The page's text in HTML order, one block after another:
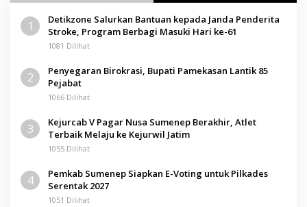
1
Detikzone Salurkan Bantuan kepada Janda Penderita
Stroke, Program Berbagi Masuki Hari ke-61
1081 Dilihat
2
Penyegaran Birokrasi, Bupati Pamekasan Lantik 85
Pejabat
1066 Dilihat
3
Kejurcab V Pagar Nusa Sumenep Berakhir, Atlet
Terbaik Melaju ke Kejurwil Jatim
1055 Dilihat
4
Pemkab Sumenep Siapkan E-Voting untuk Pilkades
Serentak 2027
1051 Dilihat